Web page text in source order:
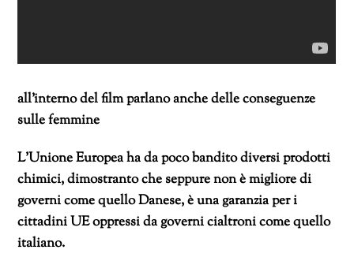
all’interno del film parlano anche delle conseguenze
sulle femmine
L’Unione Europea ha da poco bandito diversi prodotti
chimici, dimostranto che seppure non è migliore di
governi come quello Danese, è una garanzia per i
cittadini UE oppressi da governi cialtroni come quello
italiano.